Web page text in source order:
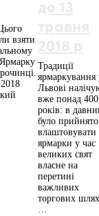
взяти
Традиції
ярмаркування
Львові
вже понад 400
років: в
було прийнято
влаштовувати
ярмарки у час
великих свят
власне на
перетині
важливих
торгових
…